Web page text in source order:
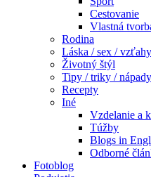
Cestovanie
Vlastná
Rodina
Láska / sex / vzťahy
Životný štýl
Tipy / triky / nápady
Recepty
Iné
Vzdelanie a
Túžby
Blogs in
Odborné
Fotoblog